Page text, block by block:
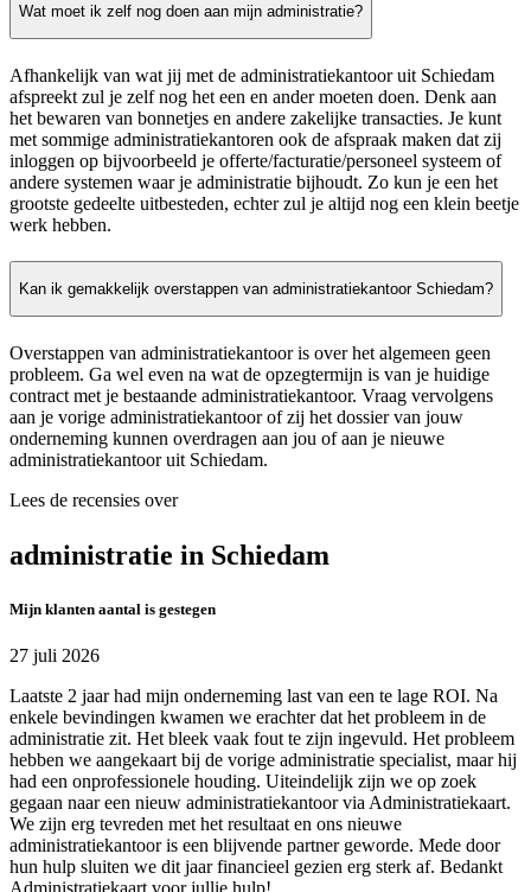
Wat moet ik zelf nog doen aan mijn administratie?
Afhankelijk van wat jij met de administratiekantoor uit Schiedam
afspreekt zul je zelf nog het een en ander moeten doen. Denk aan
het bewaren van bonnetjes en andere zakelijke transacties. Je kunt
met sommige administratiekantoren ook de afspraak maken dat zij
inloggen op bijvoorbeeld je offerte/facturatie/personeel systeem of
andere systemen waar je administratie bijhoudt. Zo kun je een het
grootste gedeelte uitbesteden, echter zul je altijd nog een klein beetje
werk hebben.
Kan ik gemakkelijk overstappen van administratiekantoor Schiedam?
Overstappen van administratiekantoor is over het algemeen geen
probleem. Ga wel even na wat de opzegtermijn is van je huidige
contract met je bestaande administratiekantoor. Vraag vervolgens
aan je vorige administratiekantoor of zij het dossier van jouw
onderneming kunnen overdragen aan jou of aan je nieuwe
administratiekantoor uit Schiedam.
Lees de recensies over
administratie in Schiedam
Mijn klanten aantal is gestegen
27 juli 2026
Laatste 2 jaar had mijn onderneming last van een te lage ROI. Na
enkele bevindingen kwamen we erachter dat het probleem in de
administratie zit. Het bleek vaak fout te zijn ingevuld. Het probleem
hebben we aangekaart bij de vorige administratie specialist, maar hij
had een onprofessionele houding. Uiteindelijk zijn we op zoek
gegaan naar een nieuw administratiekantoor via Administratiekaart.
We zijn erg tevreden met het resultaat en ons nieuwe
administratiekantoor is een blijvende partner geworde. Mede door
hun hulp sluiten we dit jaar financieel gezien erg sterk af. Bedankt
Administratiekaart voor jullie hulp!